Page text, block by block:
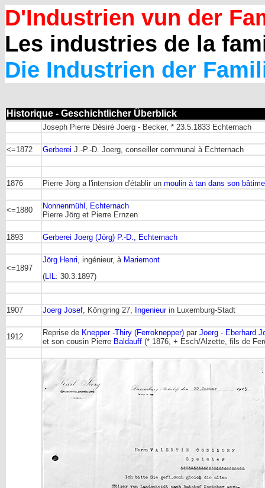
D'Industrien vun der
Les industries de la
Die Industrien der
Historique - Geschichtlicher Überblick
Joseph Pierre Désiré Joerg - Becker, * 23.5.1833 Echternach
<=1872 Gerberei J.-P.-D. Joerg, conseiller communal à Echternach
1876 Pierre Jörg a l'intension d'établir un moulin à tan dans son
<=1880
Nonnenmühl, Echternach
Pierre Jörg et Pierre Ernzen
1893 Gerberei Joerg (Jörg) P.-D., Echternach
<=1897
Jörg Henri, ingénieur, à Mariemont
(LIL: 30.3.1897)
1907 Joerg Josef, Königring 27, Ingenieurin Luxemburg-Stadt
1912 Reprise de Knepper -Thiry (Ferroknepper) par Joerg - Eberhard
et son cousin Pierre Baldauff (* 1876, + Esch/Alzette, fils de